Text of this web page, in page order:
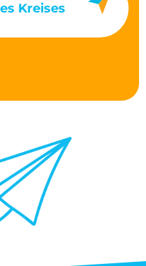
Kreises